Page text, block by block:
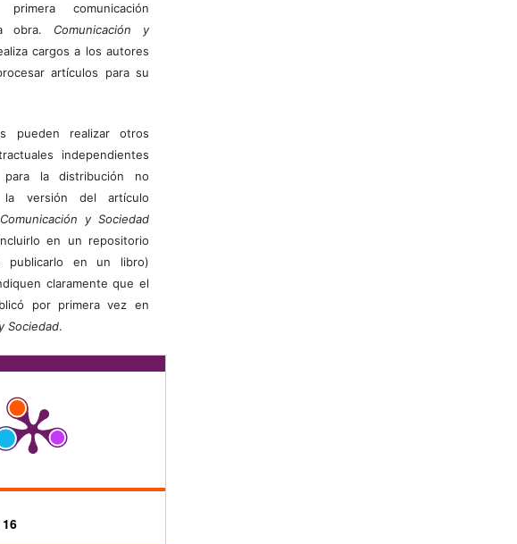
comunicación
obra. Comunicación y
cargos a los autores
artículos para su
pueden realizar otros
independientes
para la distribución no
la versión del artículo
Comunicación y Sociedad
en un repositorio
publicarlo en un libro)
claramente que el
por primera vez en
Sociedad.
16